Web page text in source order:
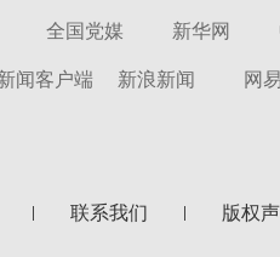
全国党媒 新华网
闻客户端 新浪新闻 网
联系我们 版权